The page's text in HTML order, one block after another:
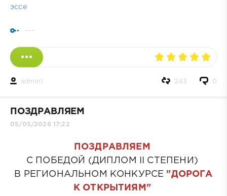
эссе
---
admin1 0
243
ПОЗДРАВЛЯЕМ
05/05/2026 17:22
ПОЗДРАВЛЯЕМ
С ПОБЕДОЙ (ДИПЛОМ II СТЕПЕНИ)
В РЕГИОНАЛЬНОМ КОНКУРСЕ "ДОРОГА
К ОТКРЫТИЯМ"